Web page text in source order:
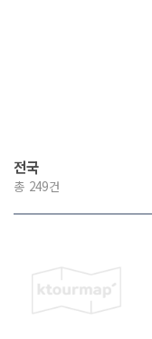
전국
총 249건